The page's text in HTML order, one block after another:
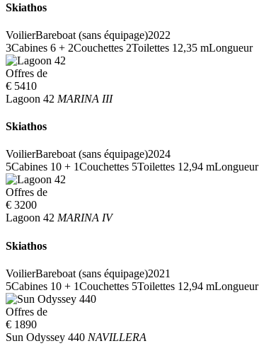
Skiathos
VoilierBareboat (sans équipage)2022
3Cabines 6 + 2Couchettes 2Toilettes 12,35 mLongueur
Offres de
€ 5410
Lagoon 42 MARINA III
Skiathos
VoilierBareboat (sans équipage)2024
5Cabines 10 + 1Couchettes 5Toilettes 12,94 mLongueur
Offres de
€ 3200
Lagoon 42 MARINA IV
Skiathos
VoilierBareboat (sans équipage)2021
5Cabines 10 + 1Couchettes 5Toilettes 12,94 mLongueur
Offres de
€ 1890
Sun Odyssey 440 NAVILLERA